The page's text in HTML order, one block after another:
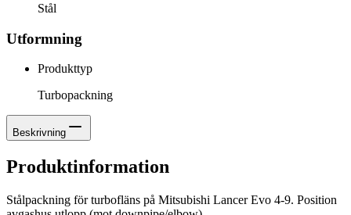
Stål
Utformning
Produkttyp
Turbopackning
Beskrivning
Produktinformation
Stålpackning för turbofläns på Mitsubishi Lancer Evo 4-9. Position